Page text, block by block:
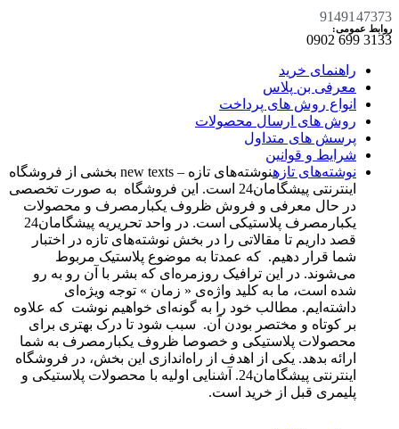
9149147373
روابط عمومی:
3133 699 0902​
راهنمای خرید
معرفی بن پلاس
انواع روش های پرداخت
روش های ارسال محصولات
پرسش های متداول
شرایط و قوانین
نوشته‌های تازه
نوشته‌های تازه – new texts بخشی از فروشگاه
اینترنتی پیشگامان24 است. این فروشگاه به صورت تخصصی
در حال معرفی و فروش ظروف یکبارمصرف و محصولات
قصد داریم تا مقالاتی را در بخش نوشته‌های تازه در اختبار
شما قرار دهیم. که عمدتا به موضوع پلاستیک مربوط
می‌شوند. در این ترافیک روزمره‌ای که بشر با آن رو به رو
شده است، ما به کلید واژه‌ی « زمان » توجه ویژه‌ای
داشته‌ایم. مطالب خود را به گونه‌ای خواهیم نوشت که علاوه
بر کوتاه و مختصر بودن آن. سبب شود تا درک بهتری برای
محصولات پلاستیکی و خصوصا ظروف یکبارمصرف به شما
ارائه بدهد. یکی از اهدف از راه‌اندازی این بخش، در فروشگاه
اینترنتی پیشگامان24. آشنایی اولیه با محصولات پلاستیکی و
پلیمری قبل از خرید است.